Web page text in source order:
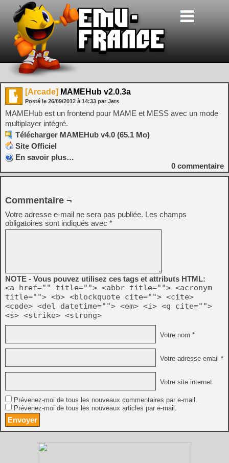
[Arcade] MAMEHub v2.0.3a
Posté le 26/09/2012 à 14:33 par Jets
MAMEHub est un frontend pour MAME et MESS avec un mode
multiplayer intégré.
Télécharger MAMEHub v4.0 (65.1 Mo)
Site Officiel
En savoir plus…
0 commentaire
Commentaire ¬
Votre adresse e-mail ne sera pas publiée. Les champs
obligatoires sont indiqués avec *
NOTE - Vous pouvez utilisez ces tags et attributs HTML:
<a href="" title=""> <abbr title=""> <acronym
title=""> <b> <blockquote cite=""> <cite>
<code> <del datetime=""> <em> <i> <q cite="">
<s> <strike> <strong>
Votre nom *
Votre adresse email *
Votre site internet
Prévenez-moi de tous les nouveaux commentaires par e-mail.
Prévenez-moi de tous les nouveaux articles par e-mail.